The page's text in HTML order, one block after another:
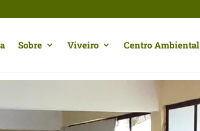
Sobre Viveiro Centro Ambiental